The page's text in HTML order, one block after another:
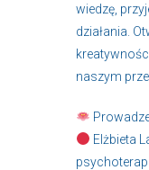
wiedzę,
działania.
naszym
Elżbieta